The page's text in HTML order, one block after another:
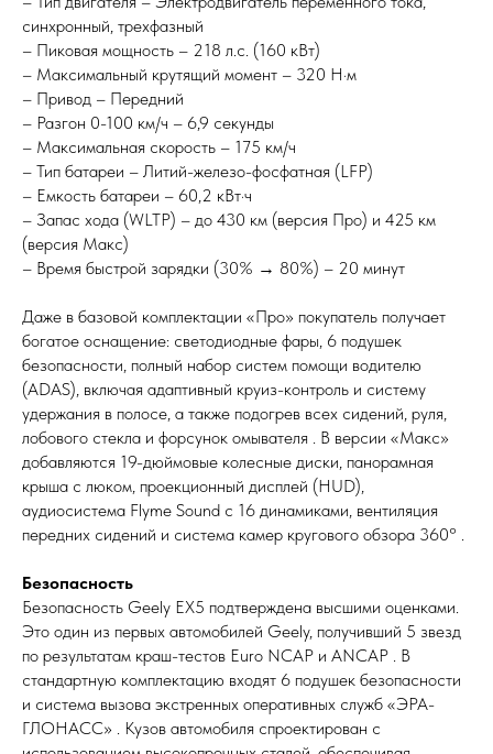
синхронный, трехфазный
– Пиковая мощность – 218 л.с. (160 кВт)
– Максимальный крутящий момент – 320 Н·м
– Привод – Передний
– Разгон 0-100 км/ч – 6,9 секунды
– Максимальная скорость – 175 км/ч
– Тип батареи – Литий-железо-фосфатная (LFP)
– Емкость батареи – 60,2 кВт·ч
– Запас хода (WLTP) – до 430 км (версия Про) и 425 км
(версия Макс)
– Время быстрой зарядки (30% → 80%) – 20 минут
Даже в базовой комплектации «Про» покупатель получает
богатое оснащение: светодиодные фары, 6 подушек
безопасности, полный набор систем помощи водителю
(ADAS), включая адаптивный круиз-контроль и систему
удержания в полосе, а также подогрев всех сидений, руля,
лобового стекла и форсунок омывателя . В версии «Макс»
добавляются 19-дюймовые колесные диски, панорамная
крыша с люком, проекционный дисплей (HUD),
аудиосистема Flyme Sound с 16 динамиками, вентиляция
передних сидений и система камер кругового обзора 360° .
Безопасность
Безопасность Geely EX5 подтверждена высшими оценками.
Это один из первых автомобилей Geely, получивший 5 звезд
по результатам краш-тестов Euro NCAP и ANCAP . В
стандартную комплектацию входят 6 подушек безопасности
и система вызова экстренных оперативных служб «ЭРА-
ГЛОНАСС» . Кузов автомобиля спроектирован с